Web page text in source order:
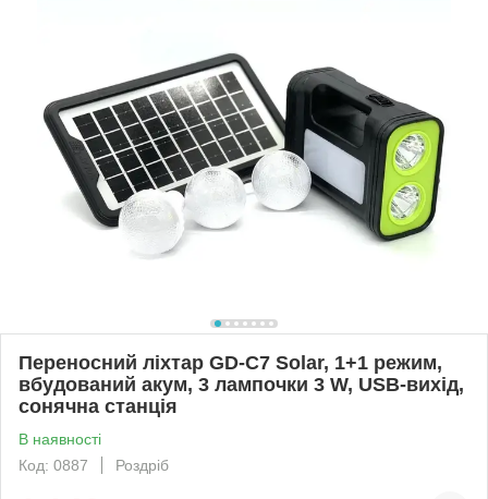
Переносний ліхтар GD-C7 Solar, 1+1 режим,
вбудований акум, 3 лампочки 3 W, USB-вихід,
сонячна станція
В наявності
Код: 0887
Роздріб